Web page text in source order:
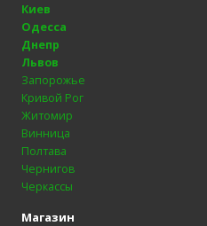
Киев
Одесса
Днепр
Львов
Запорожье
Кривой Рог
Житомир
Винница
Полтава
Чернигов
Черкассы
Магазин